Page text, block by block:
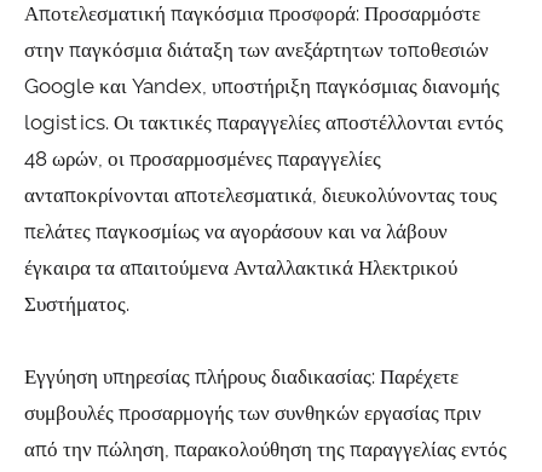
Αποτελεσματική παγκόσμια προσφορά: Προσαρμόστε
στην παγκόσμια διάταξη των ανεξάρτητων τοποθεσιών
Google και Yandex, υποστήριξη παγκόσμιας διανομής
logistics. Οι τακτικές παραγγελίες αποστέλλονται εντός
48 ωρών, οι προσαρμοσμένες παραγγελίες
ανταποκρίνονται αποτελεσματικά, διευκολύνοντας τους
πελάτες παγκοσμίως να αγοράσουν και να λάβουν
έγκαιρα τα απαιτούμενα Ανταλλακτικά Ηλεκτρικού
Συστήματος.
Εγγύηση υπηρεσίας πλήρους διαδικασίας: Παρέχετε
συμβουλές προσαρμογής των συνθηκών εργασίας πριν
από την πώληση, παρακολούθηση της παραγγελίας εντός